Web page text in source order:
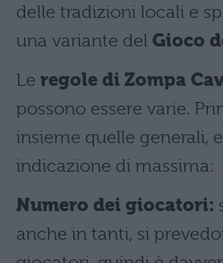
delle tradizioni locali e
una variante del Gioco
Le regole di Zompa
possono essere varie.
insieme quelle generali,
indicazione di massima:
Numero dei giocatori:
anche in tanti, si